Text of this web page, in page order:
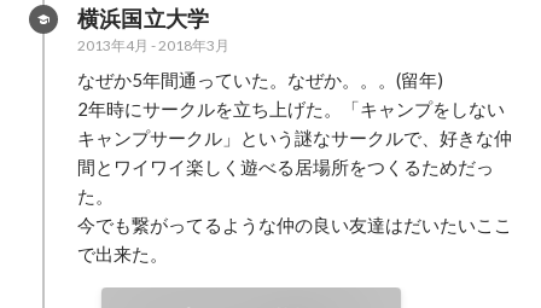
横浜国立大学
2013年4月 -2018年3月
なぜか5年間通っていた。なぜか。。。(留年)
2年時にサークルを立ち上げた。「キャンプをしない
キャンプサークル」という謎なサークルで、好きな仲
間とワイワイ楽しく遊べる居場所をつくるためだっ
た。
今でも繋がってるような仲の良い友達はだいたいここ